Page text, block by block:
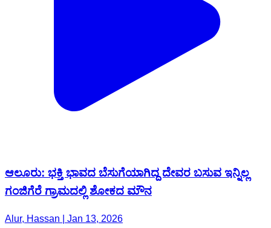
ಆಲೂರು: ಭಕ್ತಿ ಭಾವದ ಬೆಸುಗೆಯಾಗಿದ್ದ ದೇವರ ಬಸುವ ಇನ್ನಿಲ್ಲ
ಗಂಜಿಗೆರೆ ಗ್ರಾಮದಲ್ಲಿ ಶೋಕದ ಮೌನ
Alur, Hassan | Jan 13, 2026